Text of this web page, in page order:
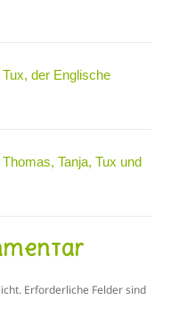
der Englische
Tanja, Tux und
Erforderliche Felder sind